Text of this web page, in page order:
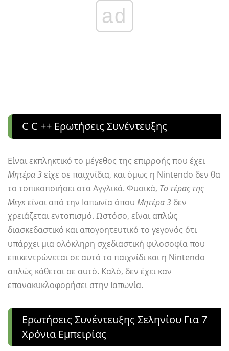
ad
C C ++ Ερωτήσεις Συνέντευξης
Είναι εκπληκτικό το μέγεθος της επιρροής που έχει
Μητέρα 3είχε σε παιχνίδια, και όμως η Nintendo δεν θα
το τοπικοποιήσει στα Αγγλικά. Φυσικά, Το τέρας της
Μεγκείναι από την Ιαπωνία όπου Μητέρα 3 δεν
χρειάζεται εντοπισμό. Ωστόσο, είναι απλώς
διασκεδαστικό και απογοητευτικό το γεγονός ότι
υπάρχει μια ολόκληρη σχεδιαστική φιλοσοφία που
επικεντρώνεται σε αυτό το παιχνίδι και η Nintendo
απλώς κάθεται σε αυτό. Καλό, δεν έχει καν
επανακυκλοφορήσει στην Ιαπωνία.
Ερωτήσεις Συνέντευξης Σεληνίου Για 7
Χρόνια Εμπειρίας